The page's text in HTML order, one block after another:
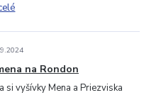
na Rondon
vyšívky Mena a Priezviska